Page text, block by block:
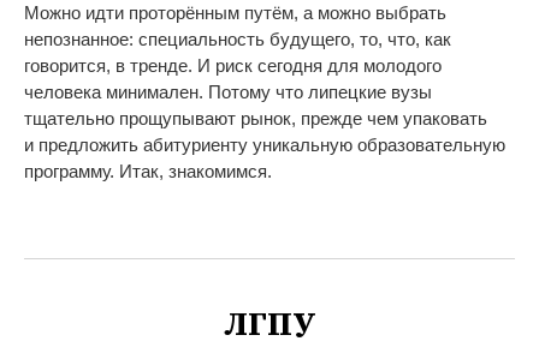
Можно идти проторённым путём, а можно выбрать
непознанное: специальность будущего, то, что, как
говорится, в тренде. И риск сегодня для молодого
человека минимален. Потому что липецкие вузы
тщательно прощупывают рынок, прежде чем упаковать
и предложить абитуриенту уникальную образовательную
программу. Итак, знакомимся.
ЛГПУ